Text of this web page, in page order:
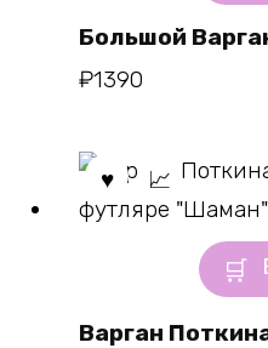
Большой
₽1390
Варган